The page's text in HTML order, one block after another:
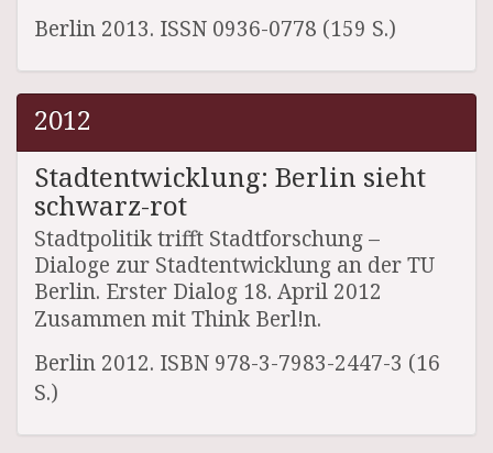
Berlin 2013. ISSN 0936-0778 (159 S.)
2012
Stadtentwicklung: Berlin sieht
schwarz-rot
Stadtpolitik trifft Stadtforschung –
Dialoge zur Stadtentwicklung an der TU
Berlin. Erster Dialog 18. April 2012
Zusammen mit Think Berl!n.
Berlin 2012. ISBN 978-3-7983-2447-3 (16
S.)